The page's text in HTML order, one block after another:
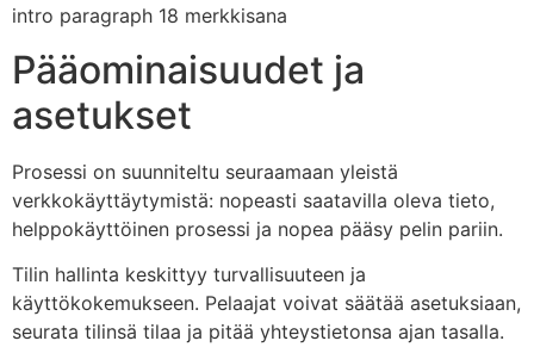
intro paragraph 18 merkkisana
Pääominaisuudet ja
asetukset
Prosessi on suunniteltu seuraamaan yleistä
verkkokäyttäytymistä: nopeasti saatavilla oleva tieto,
helppokäyttöinen prosessi ja nopea pääsy pelin pariin.
Tilin hallinta keskittyy turvallisuuteen ja
käyttökokemukseen. Pelaajat voivat säätää asetuksiaan,
seurata tilinsä tilaa ja pitää yhteystietonsa ajan tasalla.